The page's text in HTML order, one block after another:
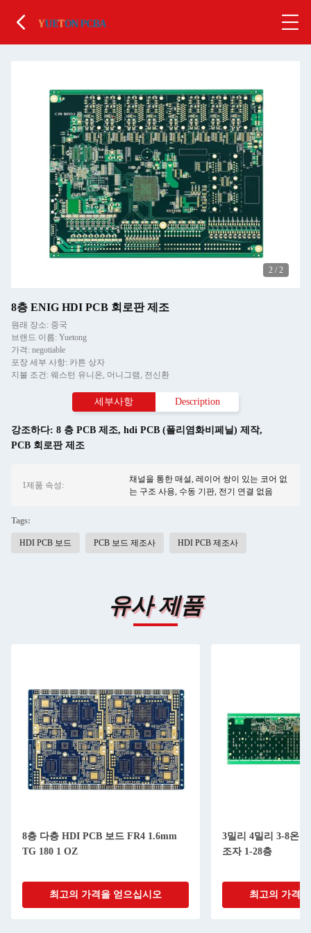
2 / 2
8층 ENIG HDI PCB 회로판 제조
원래 장소: 중국
브랜드 이름: Yuetong
가격: negotiable
포장 세부 사항: 카튼 상자
지불 조건: 웨스턴 유니온, 머니그램, 전신환
세부사항 Description
강조하다: 8 층 PCB 제조, hdi PCB (폴리염화비페닐) 제작,
PCB 회로판 제조
1제품 속성:
채널을 통한 매설, 레이어 쌍이 있는 코어 없
는 구조 사용, 수동 기판, 전기 연결 없음
Tags:
HDI PCB 보드 PCB 보드 제조사 HDI PCB 제조사
유사 제품
8층 다층 HDI PCB 보드 FR4 1.6mm
TG 180 1 OZ
최고의 가격을 얻으십시오
3밀리 4밀리 3-8온
조자 1-28층
최고의 가격